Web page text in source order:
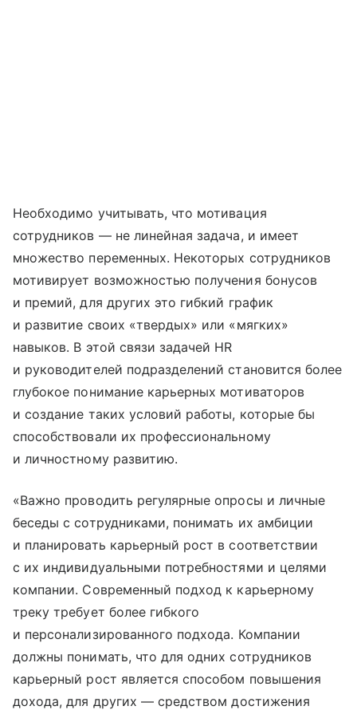
Необходимо учитывать, что мотивация
сотрудников — не линейная задача, и имеет
множество переменных. Некоторых сотрудников
мотивирует возможностью получения бонусов
и премий, для других это гибкий график
и развитие своих «твердых» или «мягких»
навыков. В этой связи задачей HR
и руководителей подразделений становится более
глубокое понимание карьерных мотиваторов
и создание таких условий работы, которые бы
способствовали их профессиональному
и личностному развитию.
«Важно проводить регулярные опросы и личные
беседы с сотрудниками, понимать их амбиции
и планировать карьерный рост в соответствии
с их индивидуальными потребностями и целями
компании. Современный подход к карьерному
треку требует более гибкого
и персонализированного подхода. Компании
должны понимать, что для одних сотрудников
карьерный рост является способом повышения
дохода, для других — средством достижения